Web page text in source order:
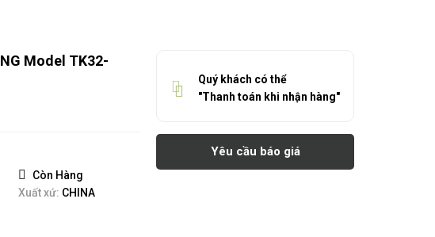
Model TK32-
Còn Hàng
Xuất xứ: CHINA
Quý khách có thể
"Thanh toán khi nhận hàng"
Yêu cầu báo giá